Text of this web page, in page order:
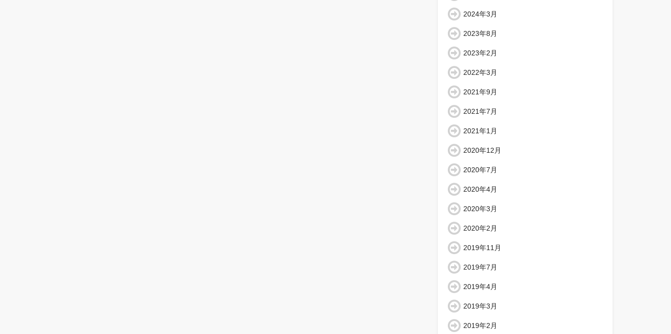
2024年3月
2023年8月
2023年2月
2022年3月
2021年9月
2021年7月
2021年1月
2020年12月
2020年7月
2020年4月
2020年3月
2020年2月
2019年11月
2019年7月
2019年4月
2019年3月
2019年2月